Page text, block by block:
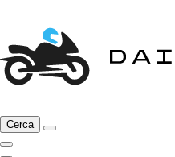
Cerca